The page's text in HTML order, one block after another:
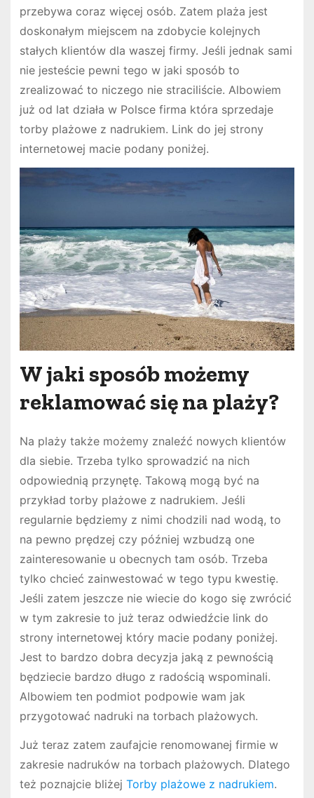
przebywa coraz więcej osób. Zatem plaża jest
doskonałym miejscem na zdobycie kolejnych
stałych klientów dla waszej firmy. Jeśli jednak sami
nie jesteście pewni tego w jaki sposób to
zrealizować to niczego nie straciliście. Albowiem
już od lat działa w Polsce firma która sprzedaje
torby plażowe z nadrukiem. Link do jej strony
internetowej macie podany poniżej.
W jaki sposób możemy
reklamować się na plaży?
Na plaży także możemy znaleźć nowych klientów
dla siebie. Trzeba tylko sprowadzić na nich
odpowiednią przynętę. Takową mogą być na
przykład torby plażowe z nadrukiem. Jeśli
regularnie będziemy z nimi chodzili nad wodą, to
na pewno prędzej czy później wzbudzą one
zainteresowanie u obecnych tam osób. Trzeba
tylko chcieć zainwestować w tego typu kwestię.
Jeśli zatem jeszcze nie wiecie do kogo się zwrócić
w tym zakresie to już teraz odwiedźcie link do
strony internetowej który macie podany poniżej.
Jest to bardzo dobra decyzja jaką z pewnością
będziecie bardzo długo z radością wspominali.
Albowiem ten podmiot podpowie wam jak
przygotować nadruki na torbach plażowych.
Już teraz zatem zaufajcie renomowanej firmie w
zakresie nadruków na torbach plażowych. Dlatego
też poznajcie bliżej Torby plażowe z nadrukiem.